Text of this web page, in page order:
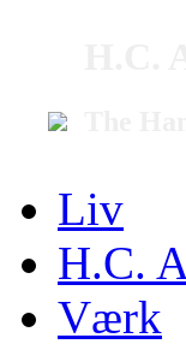
Liv
H.C.
Værk